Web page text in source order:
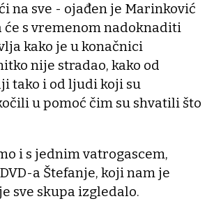
na sve - ojađen je Marinković
s vremenom nadoknaditi
kako je u konačnici
nije stradao, kako od
tako i od ljudi koji su
u pomoć čim su shvatili što
i s jednim vatrogascem,
a Štefanje, koji nam je
sve skupa izgledalo.